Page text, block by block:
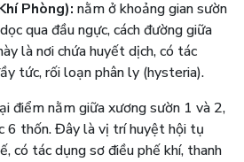
Phòng): nằm ở khoảng gian sườn
qua đầu ngực, cách đường giữa
là nơi chứa huyết dịch, có tác
tức, rối loạn phân ly (hysteria).
điểm nằm giữa xương sườn 1 và 2,
6 thốn. Đây là vị trí huyệt hội tụ
có tác dụng sơ điều phế khí, thanh